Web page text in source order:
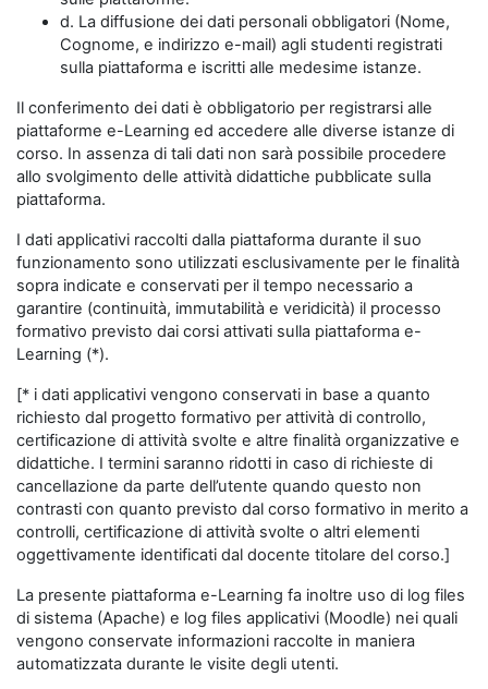
d. La diffusione dei dati personali obbligatori (Nome,
Cognome, e indirizzo e-mail) agli studenti registrati
sulla piattaforma e iscritti alle medesime istanze.
Il conferimento dei dati è obbligatorio per registrarsi alle
piattaforme e-Learning ed accedere alle diverse istanze di
corso. In assenza di tali dati non sarà possibile procedere
allo svolgimento delle attività didattiche pubblicate sulla
piattaforma.
I dati applicativi raccolti dalla piattaforma durante il suo
funzionamento sono utilizzati esclusivamente per le finalità
sopra indicate e conservati per il tempo necessario a
garantire (continuità, immutabilità e veridicità) il processo
formativo previsto dai corsi attivati sulla piattaforma e-
Learning (*).
[* i dati applicativi vengono conservati in base a quanto
richiesto dal progetto formativo per attività di controllo,
certificazione di attività svolte e altre finalità organizzative e
didattiche. I termini saranno ridotti in caso di richieste di
cancellazione da parte dell’utente quando questo non
contrasti con quanto previsto dal corso formativo in merito a
controlli, certificazione di attività svolte o altri elementi
oggettivamente identificati dal docente titolare del corso.]
La presente piattaforma e-Learning fa inoltre uso di log files
di sistema (Apache) e log files applicativi (Moodle) nei quali
vengono conservate informazioni raccolte in maniera
automatizzata durante le visite degli utenti.